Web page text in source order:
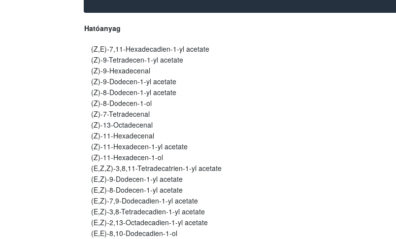
Hatóanyag
(Z,E)-7,11-Hexadecadien-1-yl acetate
(Z)-9-Tetradecen-1-yl acetate
(Z)-9-Hexadecenal
(Z)-9-Dodecen-1-yl acetate
(Z)-8-Dodecen-1-yl acetate
(Z)-8-Dodecen-1-ol
(Z)-7-Tetradecenal
(Z)-13-Octadecenal
(Z)-11-Hexadecenal
(Z)-11-Hexadecen-1-yl acetate
(Z)-11-Hexadecen-1-ol
(E,Z,Z)-3,8,11-Tetradecatrien-1-yl acetate
(E,Z)-9-Dodecen-1-yl acetate
(E,Z)-8-Dodecen-1-yl acetate
(E,Z)-7,9-Dodecadien-1-yl acetate
(E,Z)-3,8-Tetradecadien-1-yl acetate
(E,Z)-2,13-Octadecadien-1-yl acetate
(E,E)-8,10-Dodecadien-1-ol